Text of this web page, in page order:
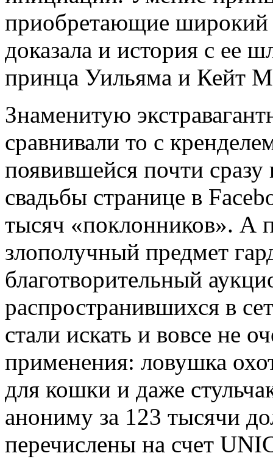
приобретающие широкий
доказала и история с ее
принца Уильяма и Кейт
Знаменитую
сравнивали то с
появившейся почти
свадьбы странице в
тысяч «поклонников». А
злополучный предмет
благотворительный
распространившихся в
стали искать и вовсе не
применения: ловушка
для кошки и даже
анониму за 123 тысячи
перечислены на счет